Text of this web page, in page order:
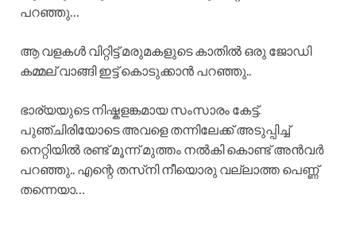
പറഞ്ഞു…
ആ വളകൾ വിറ്റിട്ട് മരുമകളുടെ കാതിൽ ഒരു ജോഡി
കമ്മല് വാങ്ങി ഇട്ട് കൊടുക്കാൻ പറഞ്ഞു..
ഭാര്യയുടെ നിഷ്കളങ്കമായ സംസാരം കേട്ട്.
പുഞ്ചിരിയോടെ അവളെ തന്നിലേക്ക് അടുപ്പിച്ച്
നെറ്റിയിൽ രണ്ട് മൂന്ന് മുത്തം നൽകി കൊണ്ട് അൻവർ
പറഞ്ഞു.. എന്റെ തസ്‌നി നീയൊരു വല്ലാത്ത പെണ്ണ്
തന്നെയാ…